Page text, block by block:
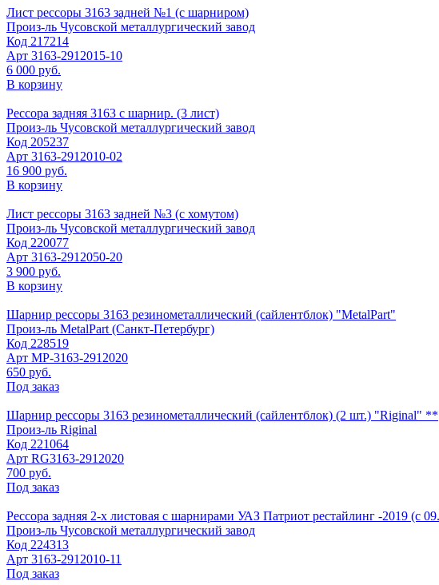
Лист рессоры 3163 задней №1 (с шарниром)
Произ-ль Чусовской металлургический завод
Код 217214
Арт 3163-2912015-10
6 000 руб.
В корзину
Рессора задняя 3163 с шарнир. (3 лист)
Произ-ль Чусовской металлургический завод
Код 205237
Арт 3163-2912010-02
16 900 руб.
В корзину
Лист рессоры 3163 задней №3 (с хомутом)
Произ-ль Чусовской металлургический завод
Код 220077
Арт 3163-2912050-20
3 900 руб.
В корзину
Шарнир рессоры 3163 резинометаллический (сайлентблок) "MetalPart"
Произ-ль MetalPart (Санкт-Петербург)
Код 228519
Арт МР-3163-2912020
650 руб.
Под заказ
Шарнир рессоры 3163 резинометаллический (сайлентблок) (2 шт.) "Riginal" **
Произ-ль Riginal
Код 221064
Арт RG3163-2912020
700 руб.
Под заказ
Рессора задняя 2-х листовая с шарнирами УАЗ Патриот рестайлинг -2019 (с
Произ-ль Чусовской металлургический завод
Код 224313
Арт 3163-2912010-11
Под заказ